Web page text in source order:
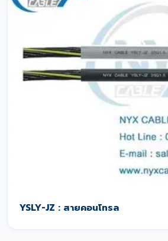
YSLY-JZ : สายคอนโทรล